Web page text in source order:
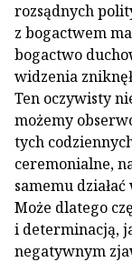
rozsądnych
z bogactwem
bogactwo
widzenia
Ten oczywisty
możemy
tych
ceremonialne,
samemu
Może dlatego
i determinacją,
negatywnym